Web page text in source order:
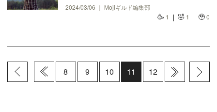
2024/03/06 ｜ Mojiギルド編集部
🥳 1 🤣 1 🥹0
8 9 10 11 12